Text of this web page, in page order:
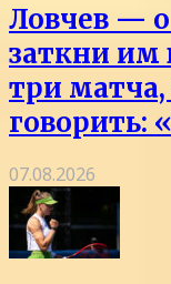
Ловчев —
заткни им
три
говорить:
07.08.2026